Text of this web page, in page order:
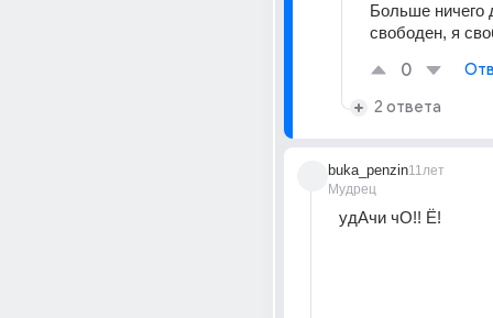
Больше ничего
свободен, я
0
2 ответа
buka_penzin
Мудрец
11лет
удАчи чО!! Ё!